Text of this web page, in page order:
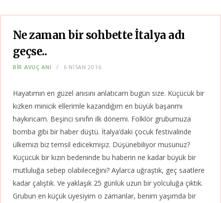
Ne zaman bir sohbette İtalya adı
geçse..
BIR AVUÇ ANI 6 NISAN 2016
Hayatımın en güzel anısını anlatıcam bugün size. Küçücük bir
kızken minicik ellerimle kazandığım en büyük başarımı
haykırıcam. Beşinci sınıfın ilk dönemi. Folklör grubumuza
bomba gibi bir haber düştü. İtalya’daki çocuk festivalinde
ülkemizi biz temsil edicekmişiz. Düşünebiliyor musunuz?
Küçücük bir kızın bedeninde bu haberin ne kadar büyük bir
mutluluğa sebep olabileceğini? Aylarca uğraştık, geç saatlere
kadar çalıştık. Ve yaklaşık 25 günlük uzun bir yolculuğa çıktık.
Grubun en küçük üyesiyim o zamanlar, benim yaşımda bir